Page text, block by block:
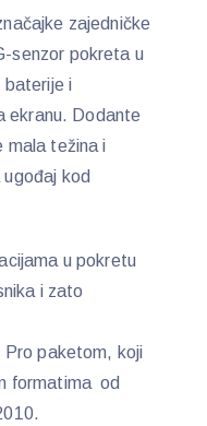
zajedničke
senzor pokreta u
baterije i
ekranu. Dodante
mala težina i
kod
u pokretu
i zato
Pro paketom, koji
formatima od